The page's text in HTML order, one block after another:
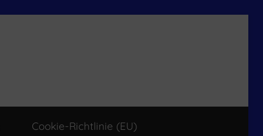
Cookie-Richtlinie (EU)